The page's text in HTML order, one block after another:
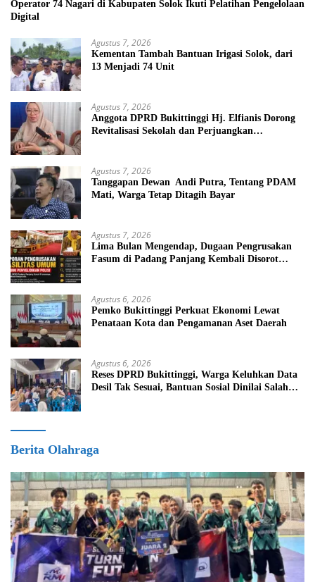
Operator 74 Nagari di Kabupaten Solok Ikuti Pelatihan Pengelolaan
Digital
Agustus 7, 2026
Kementan Tambah Bantuan Irigasi Solok, dari
13 Menjadi 74 Unit
Agustus 7, 2026
Anggota DPRD Bukittinggi Hj. Elfianis Dorong
Revitalisasi Sekolah dan Perjuangkan
Agustus 7, 2026
Tanggapan Dewan Andi Putra, Tentang PDAM
Mati, Warga Tetap Ditagih Bayar
Agustus 7, 2026
Lima Bulan Mengendap, Dugaan Pengrusakan
Fasum di Padang Panjang Kembali Disorot
Agustus 6, 2026
Pemko Bukittinggi Perkuat Ekonomi Lewat
Penataan Kota dan Pengamanan Aset Daerah
Agustus 6, 2026
Reses DPRD Bukittinggi, Warga Keluhkan Data
Desil Tak Sesuai, Bantuan Sosial Dinilai Salah
Berita Olahraga